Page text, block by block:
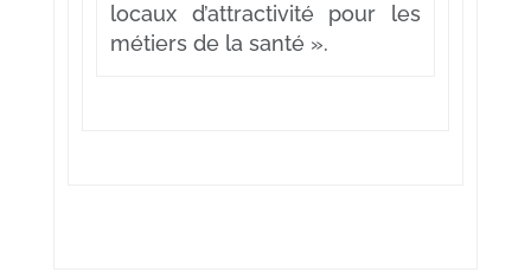
locaux d’attractivité pour les
métiers de la santé ».